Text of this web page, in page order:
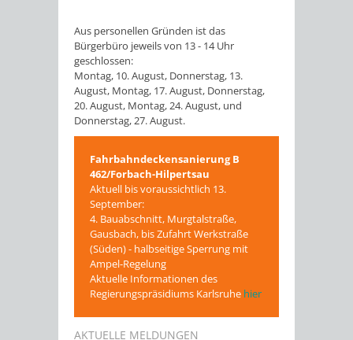
Aus personellen Gründen ist das
Bürgerbüro jeweils von 13 - 14 Uhr
geschlossen:
Montag, 10. August, Donnerstag, 13.
August, Montag, 17. August, Donnerstag,
20. August, Montag, 24. August, und
Donnerstag, 27. August.
Fahrbahndeckensanierung B
462/Forbach-Hilpertsau
Aktuell bis voraussichtlich 13.
September:
4. Bauabschnitt, Murgtalstraße,
Gausbach, bis Zufahrt Werkstraße
(Süden) - halbseitige Sperrung mit
Ampel-Regelung
Aktuelle Informationen des
Regierungspräsidiums Karlsruhe hier
AKTUELLE MELDUNGEN